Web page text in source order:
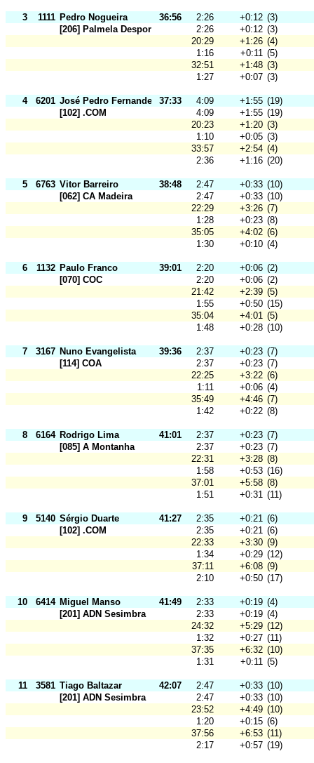
3 1111 Pedro Nogueira 36:56 2:26 +0:12 (3)
[206] Palmela Desporto
2:26 +0:12 (3)
20:29
+1:26 (4)
1:16
+0:11 (5)
32:51
+1:48 (3)
1:27
+0:07 (3)
4 6201 José Pedro Fernandes 37:33 4:09 +1:55 (19)
[102] .COM
4:09 +1:55 (19)
20:23
+1:20 (3)
1:10
+0:05 (3)
33:57
+2:54 (4)
2:36
+1:16 (20)
5 6763 Vitor Barreiro 38:48 2:47 +0:33 (10)
[062] CA Madeira
2:47 +0:33 (10)
22:29
+3:26 (7)
1:28
+0:23 (8)
35:05
+4:02 (6)
1:30
+0:10 (4)
6 1132 Paulo Franco 39:01 2:20 +0:06 (2)
[070] COC
2:20 +0:06 (2)
21:42
+2:39 (5)
1:55
+0:50 (15)
35:04
+4:01 (5)
1:48
+0:28 (10)
7 3167 Nuno Evangelista 39:36 2:37 +0:23 (7)
[114] COA
2:37 +0:23 (7)
22:25
+3:22 (6)
1:11
+0:06 (4)
35:49
+4:46 (7)
1:42
+0:22 (8)
8 6164 Rodrigo Lima 41:01 2:37 +0:23 (7)
[085] A Montanha
2:37 +0:23 (7)
22:31
+3:28 (8)
1:58
+0:53 (16)
37:01
+5:58 (8)
1:51
+0:31 (11)
9 5140 Sérgio Duarte 41:27 2:35 +0:21 (6)
[102] .COM
2:35 +0:21 (6)
22:33
+3:30 (9)
1:34
+0:29 (12)
37:11
+6:08 (9)
2:10
+0:50 (17)
10 6414 Miguel Manso 41:49 2:33 +0:19 (4)
[201] ADN Sesimbra
2:33 +0:19 (4)
24:32
+5:29 (12)
1:32
+0:27 (11)
37:35
+6:32 (10)
1:31
+0:11 (5)
11 3581 Tiago Baltazar 42:07 2:47 +0:33 (10)
[201] ADN Sesimbra
2:47 +0:33 (10)
23:52
+4:49 (10)
1:20
+0:15 (6)
37:56
+6:53 (11)
2:17
+0:57 (19)